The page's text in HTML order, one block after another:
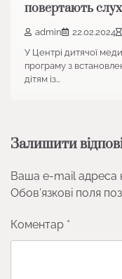
повертають
admin 22.02.2024
У Центрі дитячої
програму з
дітям із…
Залишити
Ваша e-mail адреса
Обов’язкові поля
Коментар *